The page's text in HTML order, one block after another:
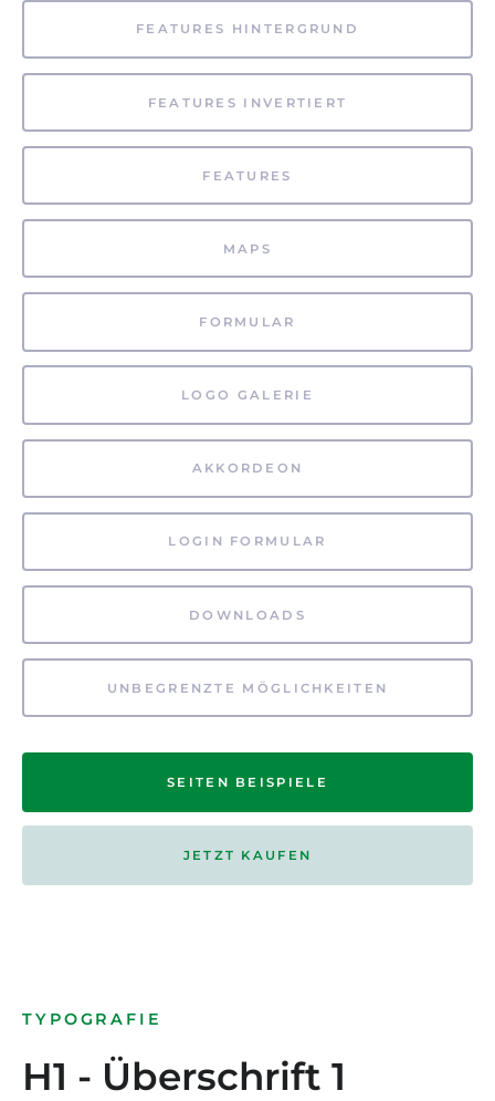
FEATURES HINTERGRUND
FEATURES INVERTIERT
FEATURES
MAPS
FORMULAR
LOGO GALERIE
AKKORDEON
LOGIN FORMULAR
DOWNLOADS
UNBEGRENZTE MÖGLICHKEITEN
SEITEN BEISPIELE
JETZT KAUFEN
TYPOGRAFIE
H1 - Überschrift 1